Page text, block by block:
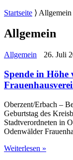
Startseite ⟩ Allgemein
Allgemein
Allgemein 26. Juli
Spende in
Oberzent/Erbach –
Geburtstag des
Stadtverordneten in
Odenwälder
Weiterlesen »